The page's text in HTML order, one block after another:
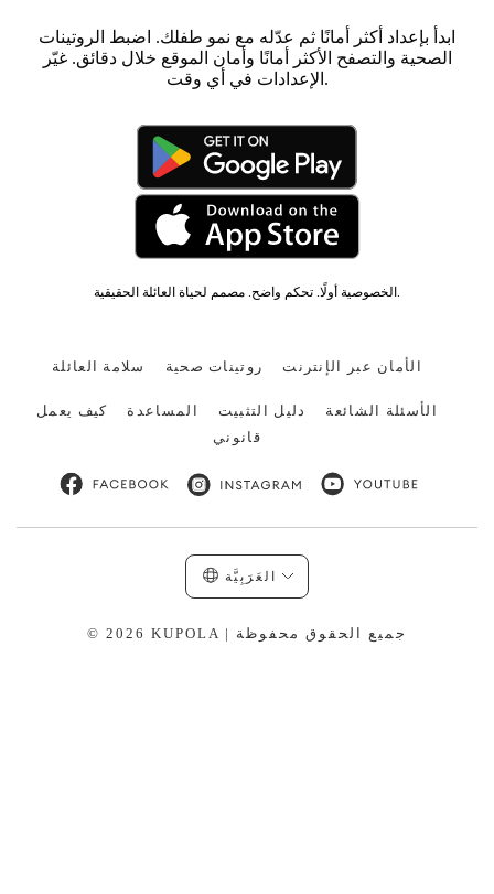
ابدأ بإعداد أكثر أمانًا ثم عدّله مع نمو طفلك. اضبط الروتينات
الصحية والتصفح الأكثر أمانًا وأمان الموقع خلال دقائق. غيّر
الإعدادات في أي وقت.
الخصوصية أولًا. تحكم واضح. مصمم لحياة العائلة الحقيقية.
سلامة العائلة روتينات صحية الأمان عبر الإنترنت
كيف يعمل المساعدة دليل التثبيت
الأسئلة الشائعة
قانوني
العَرَبِيَّة
© 2026 KUPOLA | جميع الحقوق محفوظة